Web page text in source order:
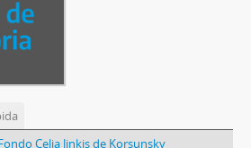
Celia Jinkis de Korsunsky